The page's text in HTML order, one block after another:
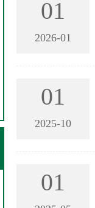
01
2026-01
01
2025-10
01